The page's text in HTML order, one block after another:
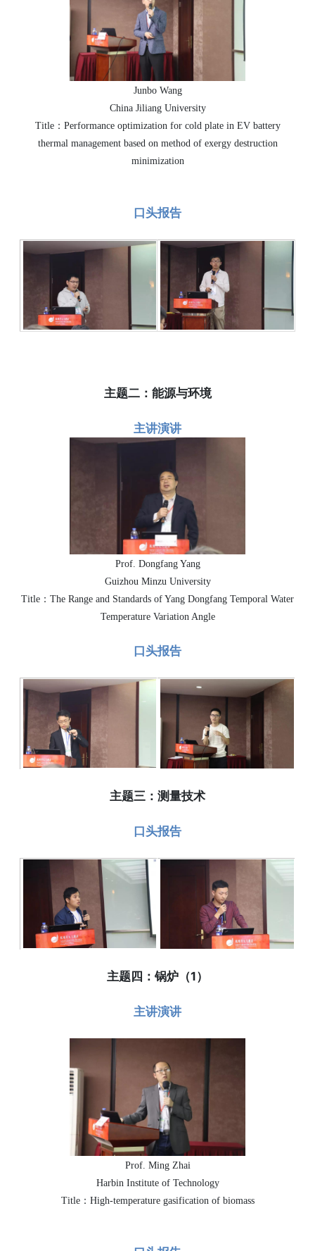
Junbo Wang
China Jiliang University
Title：Performance optimization for cold plate in EV battery
thermal management based on method of exergy destruction
minimization
口头报告
主题二：能源与环境
主讲演讲
Prof. Dongfang Yang
Guizhou Minzu University
Title：The Range and Standards of Yang Dongfang Temporal Water
Temperature Variation Angle
口头报告
主题三：测量技术
口头报告
主题四：锅炉（1）
主讲演讲
Prof. Ming Zhai
Harbin Institute of Technology
Title：High-temperature gasification of biomass